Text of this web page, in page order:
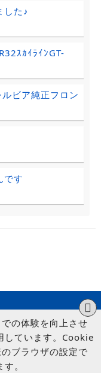
した♪
ｽｶｲﾗｲﾝGT-
ビア純正フロン
です
の体験を向上させ
しています。Cookie
ブラウザの設定で
。